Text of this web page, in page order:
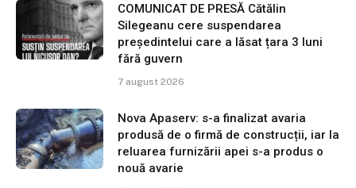
COMUNICAT DE PRESĂ Cătălin
Silegeanu cere suspendarea
președintelui care a lăsat țara 3 luni
fără guvern
7 august 2026
Nova Apaserv: s-a finalizat avaria
produsă de o firmă de construcții, iar la
reluarea furnizării apei s-a produs o
nouă avarie